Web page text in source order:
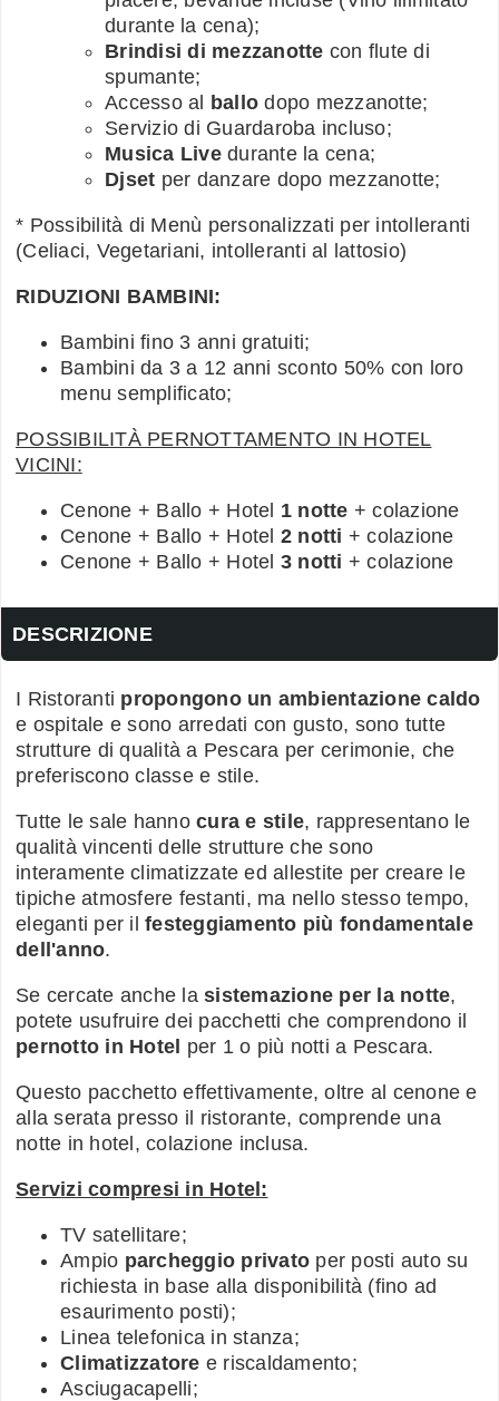
durante la cena);
Brindisi di mezzanotte con flute di
spumante;
Accesso al ballo dopo mezzanotte;
Servizio di Guardaroba incluso;
Musica Livedurante la cena;
Djset per danzare dopo mezzanotte;
* Possibilità di Menù personalizzati per intolleranti
(Celiaci, Vegetariani, intolleranti al lattosio)
RIDUZIONI BAMBINI:
Bambini fino 3 anni gratuiti;
Bambini da 3 a 12 anni sconto 50% con loro
menu semplificato;
POSSIBILITÀ PERNOTTAMENTO IN HOTEL
VICINI:
Cenone + Ballo + Hotel 1 notte + colazione
Cenone + Ballo + Hotel 2 notti + colazione
Cenone + Ballo + Hotel 3 notti + colazione
DESCRIZIONE
I Ristoranti propongono un ambientazione caldo
e ospitale e sono arredati con gusto, sono tutte
strutture di qualità a Pescara per cerimonie, che
preferiscono classe e stile.
Tutte le sale hanno cura e stile, rappresentano le
qualità vincenti delle strutture che sono
interamente climatizzate ed allestite per creare le
tipiche atmosfere festanti, ma nello stesso tempo,
eleganti per il festeggiamento più fondamentale
dell'anno.
Se cercate anche la sistemazione per la notte,
potete usufruire dei pacchetti che comprendono il
pernotto in Hotel per 1 o più notti a Pescara.
Questo pacchetto effettivamente, oltre al cenone e
alla serata presso il ristorante, comprende una
notte in hotel, colazione inclusa.
Servizi compresi in Hotel:
TV satellitare;
Ampio parcheggio privato per posti auto su
richiesta in base alla disponibilità (fino ad
esaurimento posti);
Linea telefonica in stanza;
Climatizzatore e riscaldamento;
Asciugacapelli;